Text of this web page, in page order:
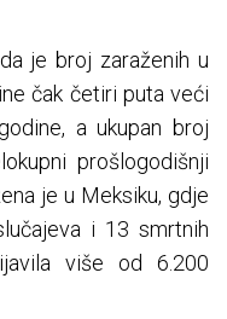
je broj zaraženih u
čak četiri puta veći
a ukupan broj
prošlogodišnji
je u Meksiku, gdje
i 13 smrtnih
više od 6.200